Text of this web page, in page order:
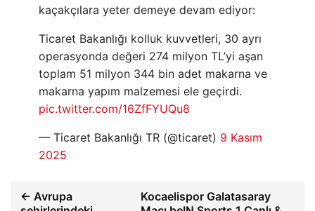
kaçakçılara yeter demeye devam ediyor:
Ticaret Bakanlığı kolluk kuvvetleri, 30 ayrı
operasyonda değeri 274 milyon TL’yi aşan
toplam 51 milyon 344 bin adet makarna ve
makarna yapım malzemesi ele geçirdi.
pic.twitter.com/16ZfFYUQu8
— Ticaret Bakanlığı TR (@ticaret) 9 Kasım
2025
← Avrupa
Kocaelispor Galatasaray